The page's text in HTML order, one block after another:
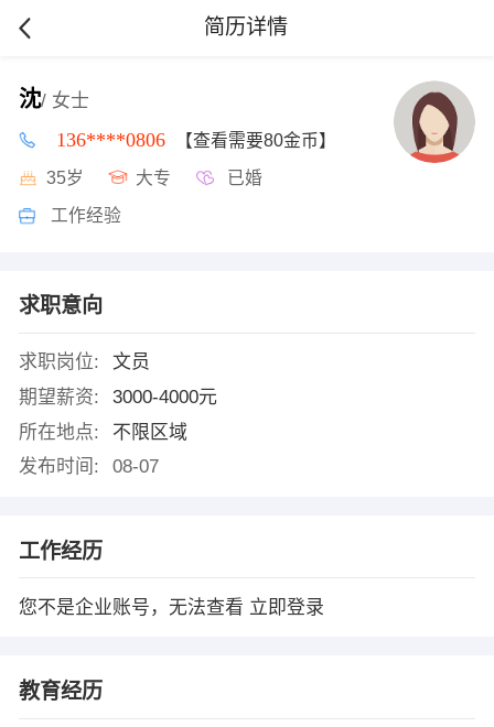
简历详情
沈/ 女士
136****0806 【查看需要80金币】
35岁 大专 已婚
工作经验
求职意向
求职岗位:
文员
期望薪资:
3000-4000元
所在地点:
不限区域
发布时间:
08-07
工作经历
您不是企业账号，无法查看 立即登录
教育经历